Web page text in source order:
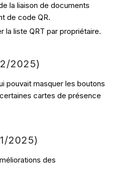
la liaison de documents
de code QR.
la liste QRT par propriétaire.
/2025)
pouvait masquer les boutons
cartes de présence
/2025)
des